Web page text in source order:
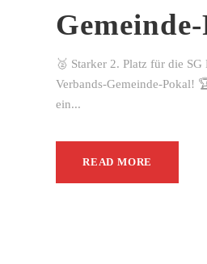
🥈 Starker 2. Platz für die
Verbands-Gemeinde-Pokal!
ein...
READ MORE